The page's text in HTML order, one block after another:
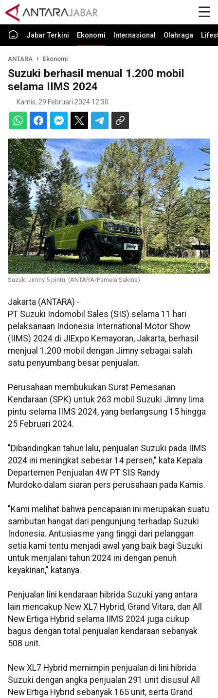
Jabar Terkini Ekonomi Internasional Olahraga
ANTARA Ekonomi
Suzuki berhasil menual 1.200 mobil
selama IIMS 2024
Kamis, 29 Februari 2024 12:30
Suzuki Jimny 5 pintu. (ANTARA/Pamela Sakina)
Jakarta (ANTARA) -
PT Suzuki Indomobil Sales (SIS) selama 11 hari
pelaksanaan Indonesia International Motor Show
(IIMS) 2024 di JIExpo Kemayoran, Jakarta, berhasil
menjual 1.200 mobil dengan Jimny sebagai salah
satu penyumbang besar penjualan.
Perusahaan membukukan Surat Pemesanan
Kendaraan (SPK) untuk 263 mobil Suzuki Jimny lima
pintu selama IIMS 2024, yang berlangsung 15 hingga
25 Februari 2024.
"Dibandingkan tahun lalu, penjualan Suzuki pada IIMS
2024 ini meningkat sebesar 14 persen," kata Kepala
Departemen Penjualan 4W PT SIS Randy
Murdoko dalam siaran pers perusahaan pada Kamis.
"Kami melihat bahwa pencapaian ini merupakan suatu
sambutan hangat dari pengunjung terhadap Suzuki
Indonesia. Antusiasme yang tinggi dari pelanggan
setia kami tentu menjadi awal yang baik bagi Suzuki
untuk menjalani tahun 2024 ini dengan penuh
keyakinan," katanya.
Penjualan lini kendaraan hibrida Suzuki yang antara
lain mencakup New XL7 Hybrid, Grand Vitara, dan All
New Ertiga Hybrid selama IIMS 2024 juga cukup
bagus dengan total penjualan kendaraan sebanyak
508 unit.
New XL7 Hybrid memimpin penjualan di lini hibrida
Suzuki dengan angka penjualan 291 unit disusul All
New Ertiga Hybrid sebanyak 165 unit, serta Grand